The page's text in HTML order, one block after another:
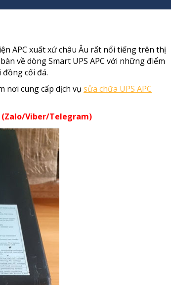
APC xuất xứ châu Âu rất nổi tiếng trên thị
về dòng Smart UPS APC với những điểm
cối đá.
nơi cung cấp dịch vụ sửa chữa UPS APC
(Zalo/Viber/Telegram)